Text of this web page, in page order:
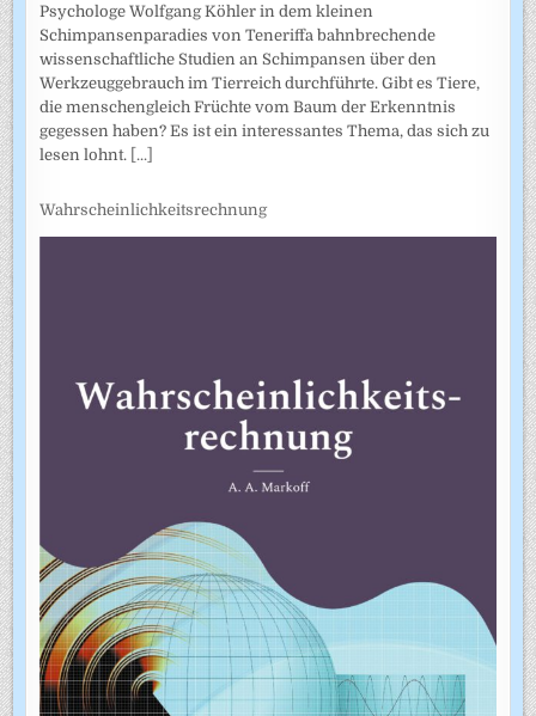
Psychologe Wolfgang Köhler in dem kleinen
Schimpansenparadies von Teneriffa bahnbrechende
wissenschaftliche Studien an Schimpansen über den
Werkzeuggebrauch im Tierreich durchführte. Gibt es Tiere,
die menschengleich Früchte vom Baum der Erkenntnis
gegessen haben? Es ist ein interessantes Thema, das sich zu
lesen lohnt. [...]
Wahrscheinlichkeitsrechnung